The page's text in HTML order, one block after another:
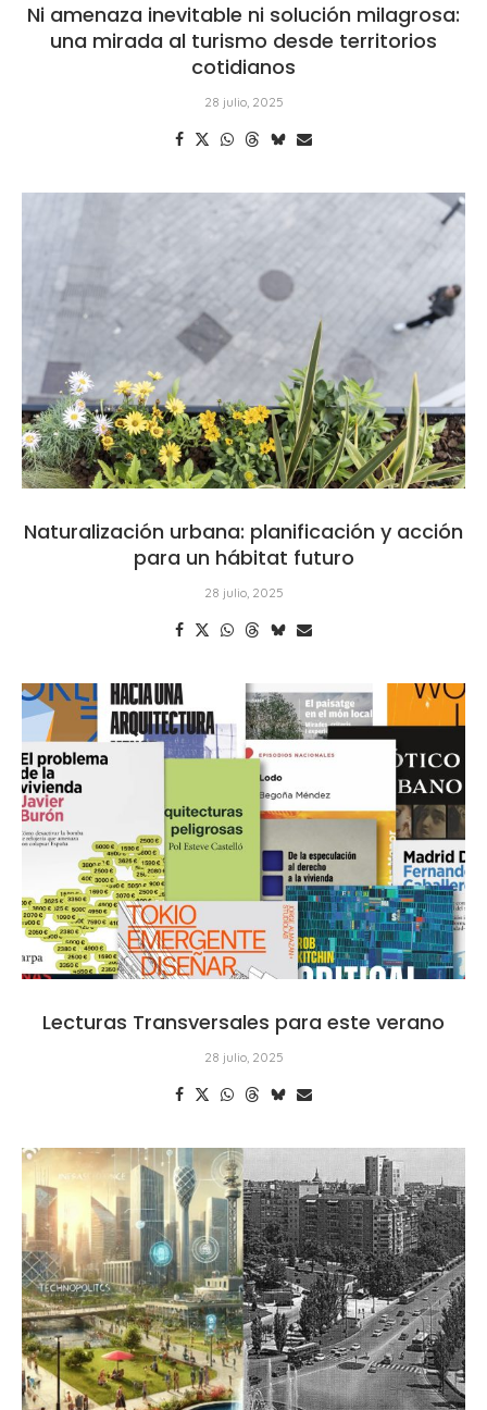
Ni amenaza inevitable ni solución milagrosa:
una mirada al turismo desde territorios
cotidianos
28 julio, 2025
Naturalización urbana: planificación y acción
para un hábitat futuro
28 julio, 2025
Lecturas Transversales para este verano
28 julio, 2025